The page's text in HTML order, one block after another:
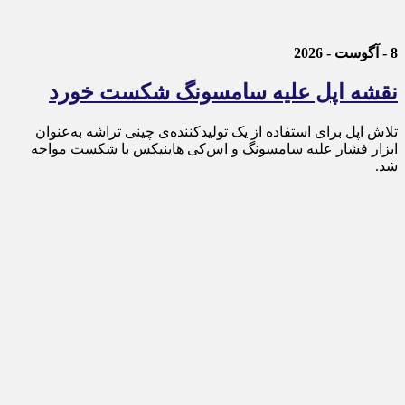
8 - آگوست - 2026
نقشه اپل علیه سامسونگ شکست خورد
تلاش اپل برای استفاده از یک تولیدکننده‌ی چینی تراشه به‌عنوان
ابزار فشار علیه سامسونگ و اس‌کی هاینیکس با شکست مواجه
شد.